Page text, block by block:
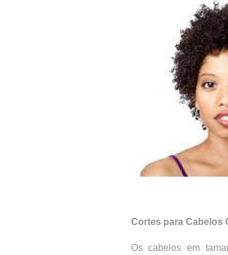
Cortes para Cabelos
Os cabelos em